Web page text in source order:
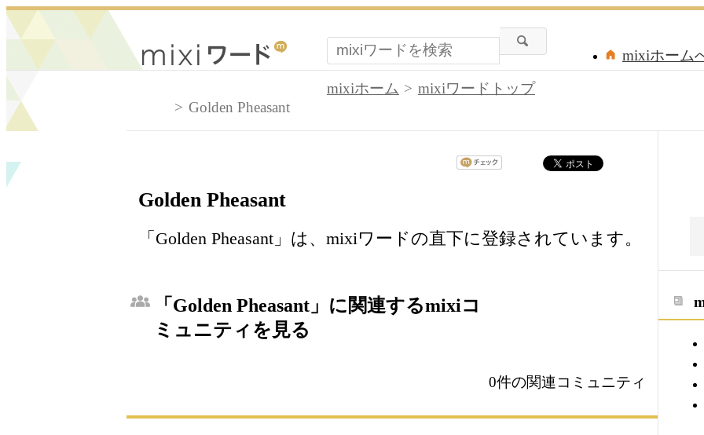
mixiホーム
mixiホーム
mixiワードトップ
Golden Pheasant
Golden Pheasant
「Golden Pheasant」は、mixiワードの直下に登録されています。
「Golden Pheasant」に関連するmixiコ
ミュニティを見る
0件の関連コミュニティ